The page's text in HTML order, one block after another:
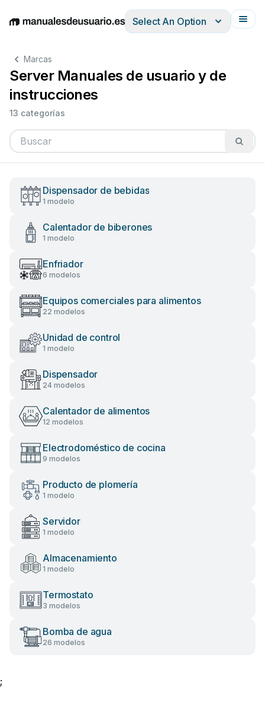
EnglishDeutschEspañolItalianoFrançais
Select An Option
Marcas
Server Manuales de usuario y de
instrucciones
13 categorías
Dispensador de bebidas
1 modelo
Calentador de biberones
1 modelo
Enfriador
6 modelos
Equipos comerciales para alimentos
22 modelos
Unidad de control
1 modelo
Dispensador
24 modelos
Calentador de alimentos
12 modelos
Electrodoméstico de cocina
9 modelos
Producto de plomería
1 modelo
Servidor
1 modelo
Almacenamiento
1 modelo
Termostato
3 modelos
Bomba de agua
26 modelos
;